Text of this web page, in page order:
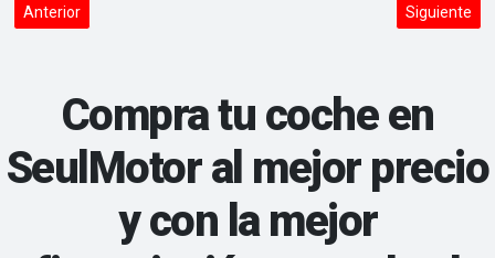
Artículo anterior: La guía que todo conductor necesita para alargar
Anterior Artículo
Siguiente
Compra tu coche en
SeulMotor al mejor precio
y con la mejor